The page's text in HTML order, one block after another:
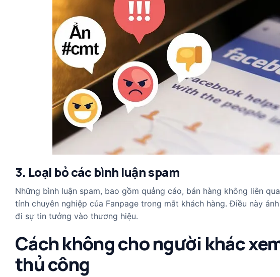
3. Loại bỏ các bình luận spam
Những bình luận spam, bao gồm quảng cáo, bán hàng không liên
tính chuyên nghiệp của Fanpage trong mắt khách hàng. Điều này
đi sự tin tưởng vào thương hiệu.
Cách không cho người khác
thủ công